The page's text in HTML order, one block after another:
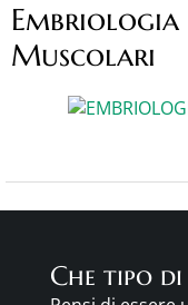
Embriologia
Muscolari
Che tipo di